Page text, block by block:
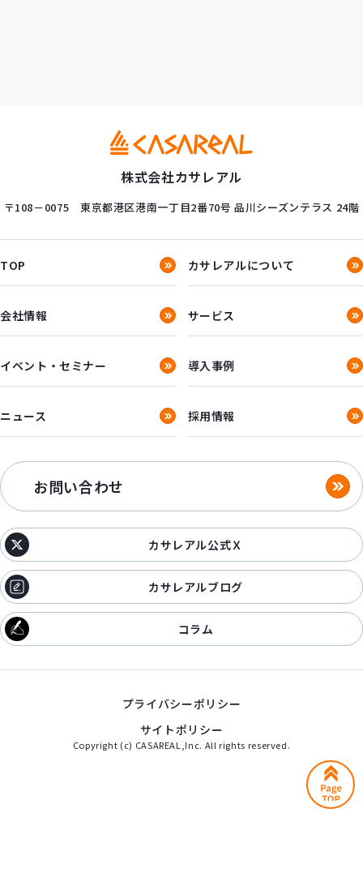
株式会社カサレアル
〒108－0075 東京都港区港南一丁目2番70号 品川シーズンテラス 24階
TOP カサレアルについて
会社情報 サービス
イベント・セミナー 導入事例
ニュース 採用情報
お問い合わせ
カサレアル公式Ｘ
カサレアルブログ
コラム
プライバシーポリシー
サイトポリシー
Copyright (c) CASAREAL,Inc. All rights reserved.